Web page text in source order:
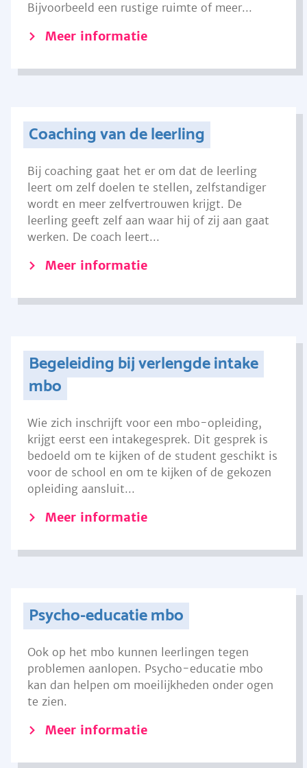
Bijvoorbeeld een rustige ruimte of meer...
Meer informatie
Coaching van de leerling
Bij coaching gaat het er om dat de leerling
leert om zelf doelen te stellen, zelfstandiger
wordt en meer zelfvertrouwen krijgt. De
leerling geeft zelf aan waar hij of zij aan gaat
werken. De coach leert...
Meer informatie
Begeleiding bij verlengde intake
mbo
Wie zich inschrijft voor een mbo-opleiding,
krijgt eerst een intakegesprek. Dit gesprek is
bedoeld om te kijken of de student geschikt is
voor de school en om te kijken of de gekozen
opleiding aansluit...
Meer informatie
Psycho-educatie mbo
Ook op het mbo kunnen leerlingen tegen
problemen aanlopen. Psycho-educatie mbo
kan dan helpen om moeilijkheden onder ogen
te zien.
Meer informatie